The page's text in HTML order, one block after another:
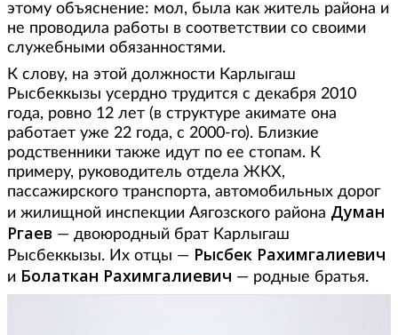
этому объяснение: мол, была как житель района и
не проводила работы в соответствии со своими
служебными обязанностями.
К слову, на этой должности Карлыгаш
Рысбеккызы усердно трудится с декабря 2010
года, ровно 12 лет (в структуре акимате она
работает уже 22 года, с 2000-го). Близкие
родственники также идут по ее стопам. К
примеру, руководитель отдела ЖКХ,
пассажирского транспорта, автомобильных дорог
и жилищной инспекции Аягозского района Думан
Ргаев — двоюродный брат Карлыгаш
Рысбеккызы. Их отцы — Рысбек Рахимгалиевич
и Болаткан Рахимгалиевич — родные братья.